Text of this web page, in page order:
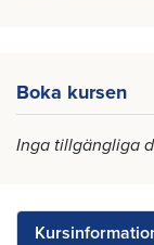
Boka kursen
Inga tillgängliga